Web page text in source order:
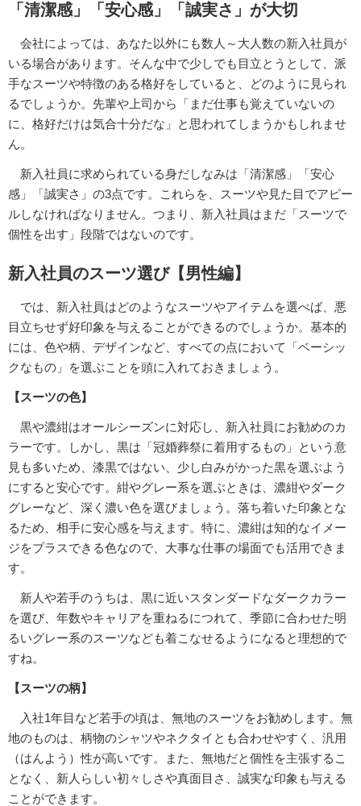
「清潔感」「安心感」「誠実さ」が大切
会社によっては、あなた以外にも数人～大人数の新入社員が
いる場合があります。そんな中で少しでも目立とうとして、派
手なスーツや特徴のある格好をしていると、どのように見られ
るでしょうか。先輩や上司から「まだ仕事も覚えていないの
に、格好だけは気合十分だな」と思われてしまうかもしれませ
ん。
新入社員に求められている身だしなみは「清潔感」「安心
感」「誠実さ」の3点です。これらを、スーツや見た目でアピー
ルしなければなりません。つまり、新入社員はまだ「スーツで
個性を出す」段階ではないのです。
新入社員のスーツ選び【男性編】
では、新入社員はどのようなスーツやアイテムを選べば、悪
目立ちせず好印象を与えることができるのでしょうか。基本的
には、色や柄、デザインなど、すべての点において「ベーシッ
クなもの」を選ぶことを頭に入れておきましょう。
【スーツの色】
黒や濃紺はオールシーズンに対応し、新入社員にお勧めのカ
ラーです。しかし、黒は「冠婚葬祭に着用するもの」という意
見も多いため、漆黒ではない、少し白みがかった黒を選ぶよう
にすると安心です。紺やグレー系を選ぶときは、濃紺やダーク
グレーなど、深く濃い色を選びましょう。落ち着いた印象とな
るため、相手に安心感を与えます。特に、濃紺は知的なイメー
ジをプラスできる色なので、大事な仕事の場面でも活用できま
す。
新人や若手のうちは、黒に近いスタンダードなダークカラー
を選び、年数やキャリアを重ねるにつれて、季節に合わせた明
るいグレー系のスーツなども着こなせるようになると理想的で
すね。
【スーツの柄】
入社1年目など若手の頃は、無地のスーツをお勧めします。無
地のものは、柄物のシャツやネクタイとも合わせやすく、汎用
（はんよう）性が高いです。また、無地だと個性を主張するこ
となく、新人らしい初々しさや真面目さ、誠実な印象も与える
ことができます。